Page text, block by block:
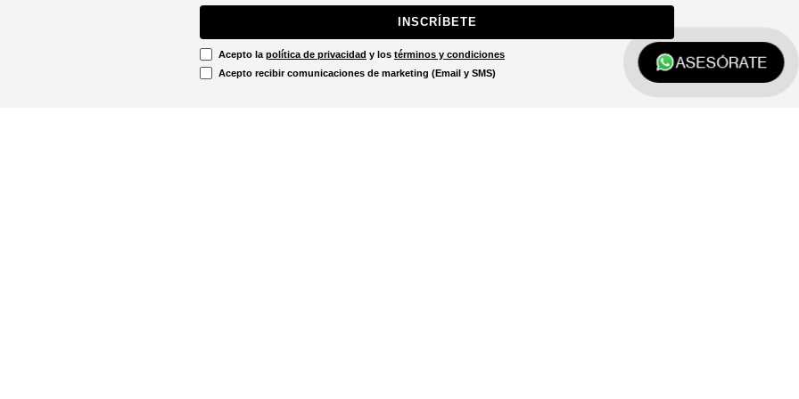
ASESÓRATE
INSCRÍBETE
Acepto la política de privacidad y los términos y condiciones
Acepto recibir comunicaciones de marketing (Email y SMS)